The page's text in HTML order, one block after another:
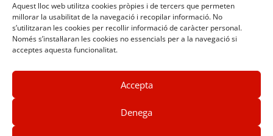
Aquest lloc web utilitza cookies pròpies i de tercers que permeten
millorar la usabilitat de la navegació i recopilar informació. No
s’utilitzaran les cookies per recollir informació de caràcter personal.
Només s’instal·laran les cookies no essencials per a la navegació si
acceptes aquesta funcionalitat.
Accepta
Denega